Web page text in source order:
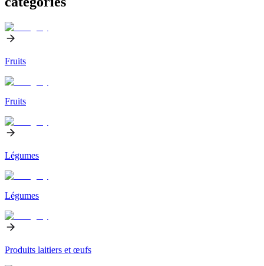
Fruits
Fruits
Légumes
Légumes
Produits laitiers et œufs